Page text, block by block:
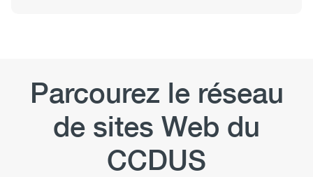
Parcourez le réseau
de sites Web du
CCDUS